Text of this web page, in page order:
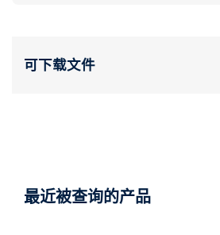
可下载文件
最近被查询的产品